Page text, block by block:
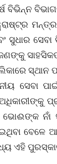
ବିଭିନ୍ନ
ସୁଧାର
ସେବା
ନାଁ
ଏହି